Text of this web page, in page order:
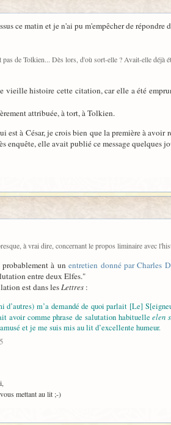
ce matin et je n'ai pu m'empêcher de
pas de Tolkien... Dès lors, d'où sort-elle ? Avait-elle déjà
vieille histoire cette citation, car elle a été
attribuée, à tort, à Tolkien.
est à César, je crois bien que la première à
enquête, elle avait publié ce message quelques
à vrai dire, concernant le propos liminaire avec
probablement à unentretien donné par Charles
entre deux Elfes."
est dans lesLettres :
d’autres) m’a demandé de quoi parlait [Le]
avoir comme phrase de salutation habituelleelen
et je me suis mis au lit d’excellente humeur.
mettant au lit ;-)